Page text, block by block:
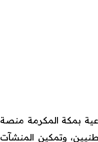
بمكة المكرمة منصة
وتمكين المنشآت